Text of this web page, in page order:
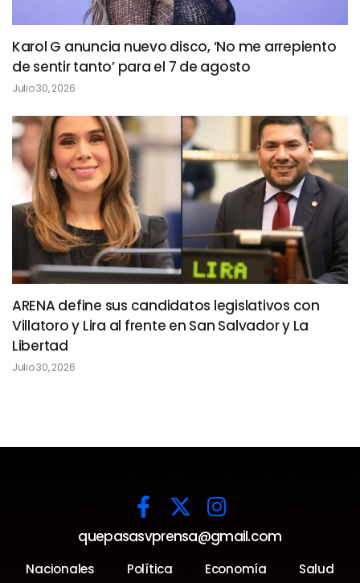
Karol G anuncia nuevo disco, ‘No me arrepiento
de sentir tanto’ para el 7 de agosto
Julio 30, 2026
ARENA define sus candidatos legislativos con
Villatoro y Lira al frente en San Salvador y La
Libertad
Julio 30, 2026
quepasasvprensa@gmail.com
Nacionales Política Economía Salud